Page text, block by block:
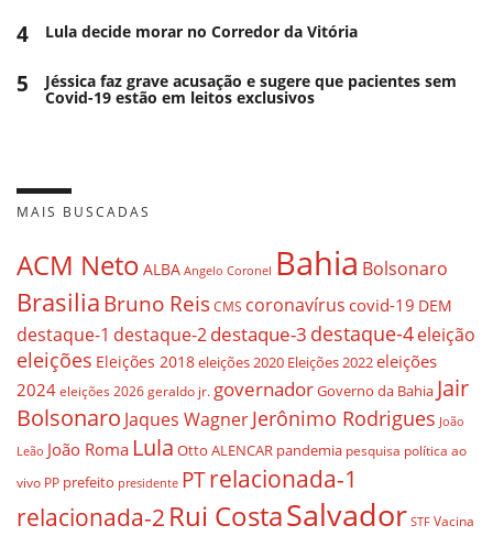
4 Lula decide morar no Corredor da Vitória
5 Jéssica faz grave acusação e sugere que pacientes sem
Covid-19 estão em leitos exclusivos
MAIS BUSCADAS
ACM Neto ALBA Angelo Coronel Bahia Bolsonaro
BrasiliaBruno ReisCMS coronavírus covid-19 DEM
destaque-1 destaque-2destaque-3 destaque-4eleição
eleições Eleições 2018eleições 2020 Eleições 2022eleições
2024 eleições 2026 geraldo jr. governadorGoverno da Bahia Jair
Bolsonaro Jaques WagnerJerônimo Rodrigues João
Leão João Roma Lula Otto ALENCAR pandemia pesquisa política ao
vivo PP prefeito presidente PTrelacionada-1
relacionada-2 Rui CostaSalvador STF Vacina